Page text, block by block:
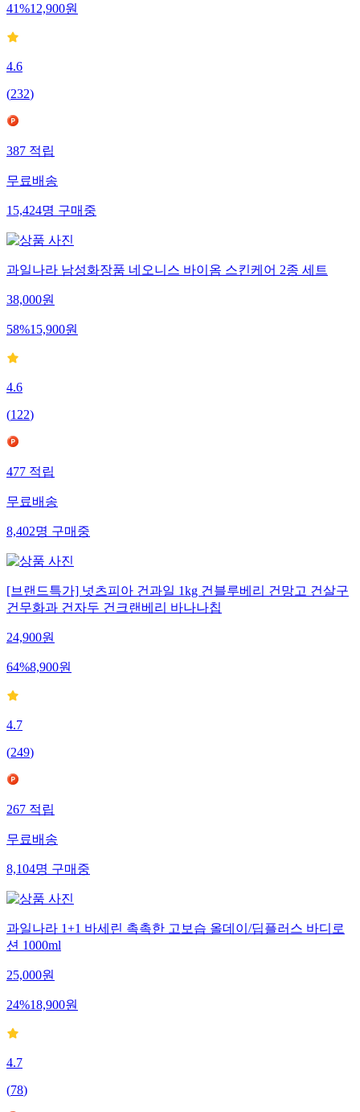
41%12,900원
4.6
(232)
387적립
무료배송
15,424명구매중
과일나라 남성화장품 네오니스 바이옴 스킨케어 2종 세트
38,000원
58%15,900원
4.6
(122)
477적립
무료배송
8,402명구매중
[브랜드특가] 넛츠피아 건과일 1kg 건블루베리 건망고 건살구
건무화과 건자두 건크랜베리 바나나칩
24,900원
64%8,900원
4.7
(249)
267적립
무료배송
8,104명구매중
과일나라 1+1 바세린 촉촉한 고보습 올데이/딥플러스 바디로
션 1000ml
25,000원
24%18,900원
4.7
(78)